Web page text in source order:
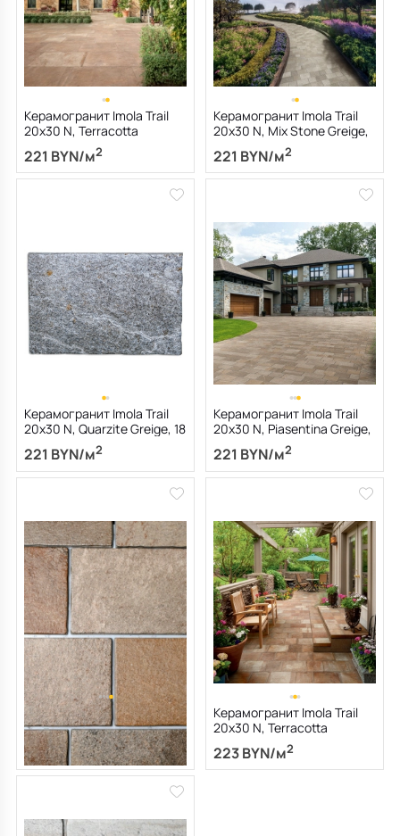
Керамогранит Imola Trail
20х30 N, Terracotta
Emiliana, 18 мм
221 BYN/м2
Керамогранит Imola Trail
20х30 N, Mix Stone Greige,
221 BYN/м2
Керамогранит Imola Trail
20х30 N, Quarzite Greige, 18
221 BYN/м2
Керамогранит Imola Trail
20х30 N, Piasentina Greige,
221 BYN/м2
Керамогранит Imola Trail
20х30 N, Porfido Mix, 18 мм
221 BYN/м2
Керамогранит Imola Trail
20х30 N, Terracotta
Toscana, 18 мм
223 BYN/м2